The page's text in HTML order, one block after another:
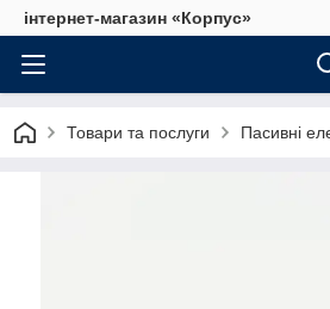
інтернет-магазин «Корпус»
Товари та послуги Пасивні